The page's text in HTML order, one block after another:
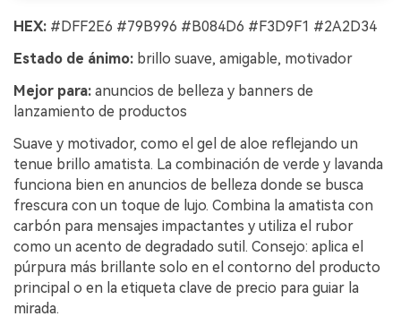
HEX: #DFF2E6 #79B996 #B084D6 #F3D9F1 #2A2D34
Estado de ánimo: brillo suave, amigable, motivador
Mejor para: anuncios de belleza y banners de
lanzamiento de productos
Suave y motivador, como el gel de aloe reflejando un
tenue brillo amatista. La combinación de verde y lavanda
funciona bien en anuncios de belleza donde se busca
frescura con un toque de lujo. Combina la amatista con
carbón para mensajes impactantes y utiliza el rubor
como un acento de degradado sutil. Consejo: aplica el
púrpura más brillante solo en el contorno del producto
principal o en la etiqueta clave de precio para guiar la
mirada.